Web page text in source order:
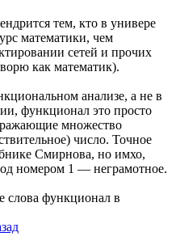
тем, кто в универе
математики, чем
сетей и прочих
как математик).
анализе, а не в
функционал это просто
множество
число. Точное
Смирнова, но имхо,
номером 1 — неграмотное.
слова функционал в